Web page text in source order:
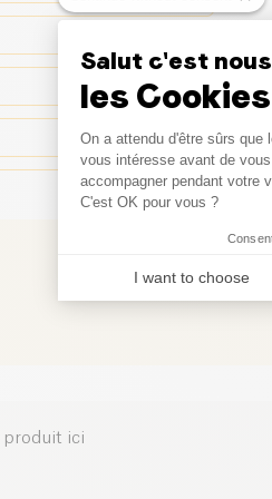
produit ici
Salut c'est
les
Consent
On a attendu d'être sûrs que
vous intéresse avant de
accompagner pendant votre
C'est OK pour vous ?
I want to choose